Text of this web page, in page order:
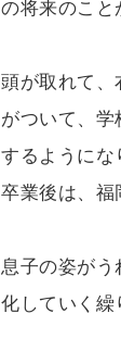
の将来のこと
頭が取れて
がついて、
するようにな
卒業後は、福
息子の姿がう
化していく繰